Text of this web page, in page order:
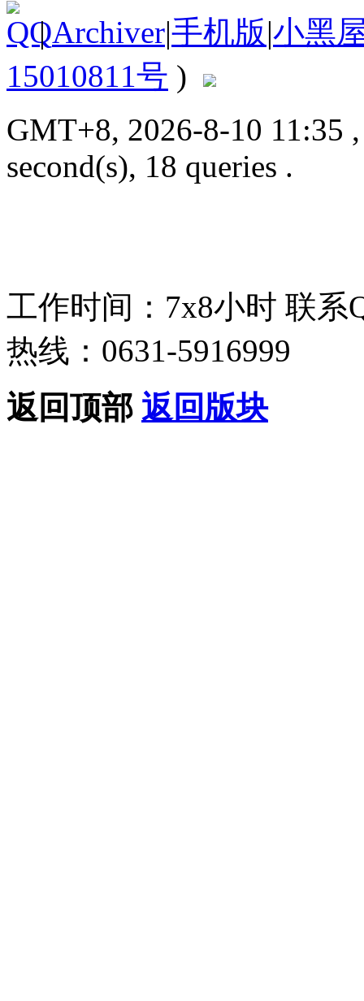
| Archiver|手机版|小黑
15010811号 )
GMT+8, 2026-8-10 11:35
second(s), 18 queries .
工作时间：7x8小时 联系
热线：0631-5916999
返回顶部 返回版块